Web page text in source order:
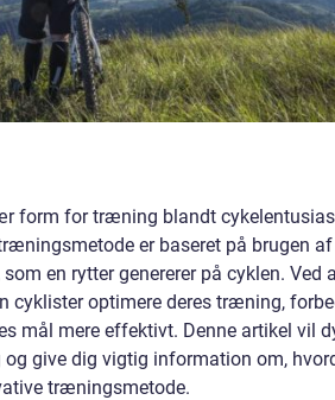
form for træning blandt
er baseret på brugen af
en rytter genererer på cyklen. Ved
cyklister optimere deres træning,
mål mere effektivt. Denne artikel vil
give dig vigtig information om,
træningsmetode.